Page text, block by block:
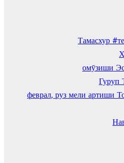
Тамасхур
омӯзиши
Гуруп
23 феврал, руз мели артиши